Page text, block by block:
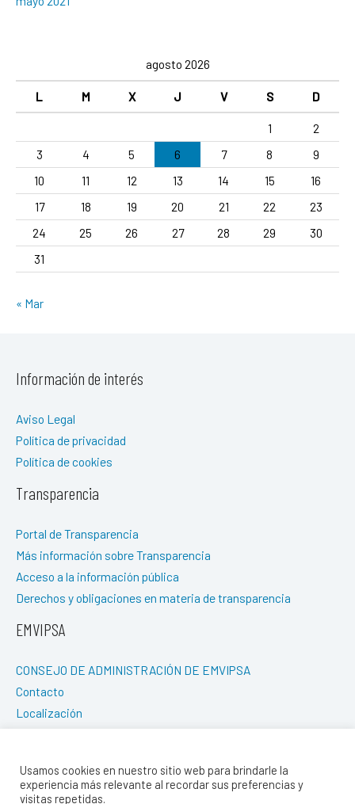
agosto 2026
L M X J V S D
1
2
3
4 5 6 7 8
9
10
11 12 13 14 15
16
17
18 19 20 21 22
23
24
25 26 27 28 29
30
31
« Mar
Información de interés
Aviso Legal
Política de privacidad
Política de cookies
Transparencia
Portal de Transparencia
Más información sobre Transparencia
Acceso a la información pública
Derechos y obligaciones en materia de transparencia
EMVIPSA
CONSEJO DE ADMINISTRACIÓN DE EMVIPSA
Contacto
Localización
Usamos cookies en nuestro sitio web para brindarle la
experiencia más relevante al recordar sus preferencias y
visitas repetidas.